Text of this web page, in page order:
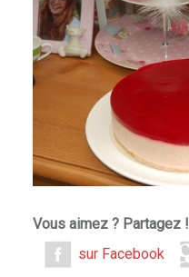
Vous aimez ? Partagez !
sur Facebook